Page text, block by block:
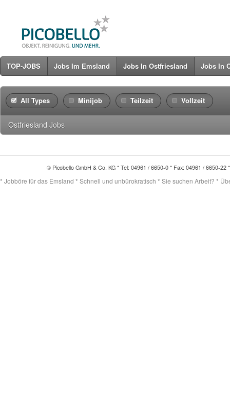
TOP-JOBS Jobs Im Emsland Jobs In Ostfriesland Jobs In
All Types Minijob Teilzeit Vollzeit
Ostfriesland Jobs
© Picobello GmbH & Co. KG * Tel: 04961 / 6650-0 * Fax: 04961 / 6650-22
* Jobböre für das Emsland * Schnell und unbürokratisch * Sie suchen Arbeit? *